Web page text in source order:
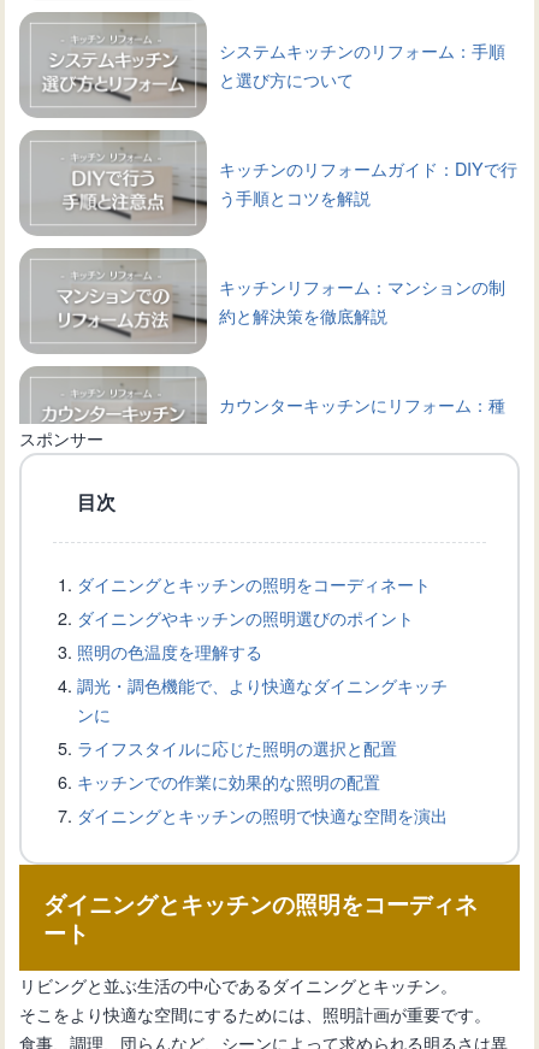
システムキッチンのリフォーム：手順
と選び方について
キッチンのリフォームガイド：DIYで行
う手順とコツを解説
キッチンリフォーム：マンションの制
約と解決策を徹底解説
カウンターキッチンにリフォーム：種
功するためのポイント
キッチンスペースを最大限に利用する
マグネット式の棚の活用方法
キッチンの壁にマグネットをつけた
い！設置方法と製品選びのコツ
ックの選び方と設置方法
キッチンに機能的なマグネットボード
を設置する新生活のススメ
スポンサー
目次
ダイニングとキッチンの照明をコーディネート
ダイニングやキッチンの照明選びのポイント
照明の色温度を理解する
調光・調色機能で、より快適なダイニングキッチ
ンに
ライフスタイルに応じた照明の選択と配置
キッチンでの作業に効果的な照明の配置
ダイニングとキッチンの照明で快適な空間を演出
ダイニングとキッチンの照明をコーディネ
ート
リビングと並ぶ生活の中心であるダイニングとキッチン。
そこをより快適な空間にするためには、照明計画が重要です。
食事、調理、団らんなど、シーンによって求められる明るさは異